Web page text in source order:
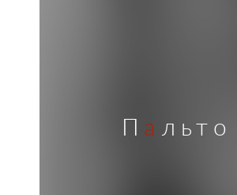
П а льто